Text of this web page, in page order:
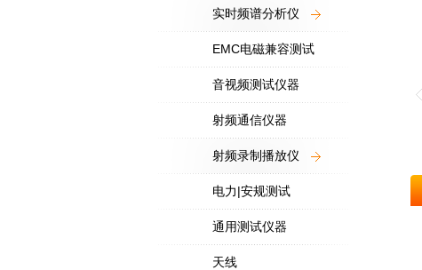
实时频谱分析仪
EMC电磁兼容测试
音视频测试仪器
射频通信仪器
射频录制播放仪
电力|安规测试
通用测试仪器
天线